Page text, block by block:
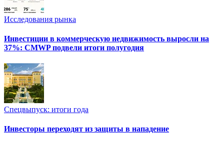
Исследования рынка
Инвестиции в коммерческую недвижимость выросли на
37%: CMWP подвели итоги полугодия
Спецвыпуск: итоги года
Инвесторы переходят из защиты в нападение